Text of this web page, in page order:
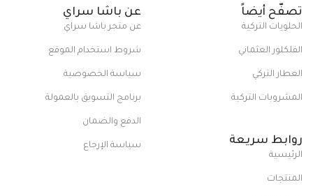
عن باشا سراي
عن متجر باشا سراي
شروط استخدام الموقع
سياسة الخصوصية
برنامج التسويق بالعمولة
الدفع والضمان
سياسة الإرجاع
تصفّح أيضاً
الحلويات التركية
الفلكلور العثماني
العطار التركي
المشروبات التركية
روابط سريعة
الرئيسية
المنتجات